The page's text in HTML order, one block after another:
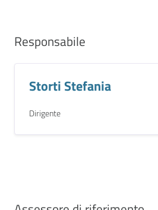
Responsabile
Storti Stefania
Dirigente